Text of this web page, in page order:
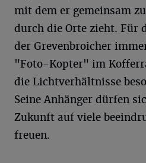
mit dem er gemeinsam
durch die Orte zieht. Für
der Grevenbroicher
"Foto-Kopter" im
die Lichtverhältnisse
Seine Anhänger dürfen
Zukunft auf viele
freuen.